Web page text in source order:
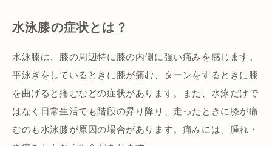
水泳膝の症状とは？
水泳膝は、膝の周辺特に膝の内側に強い痛みを感じます。
平泳ぎをしているときに膝が痛む、ターンをするときに膝
を曲げると痛むなどの症状があります。また、水泳だけで
はなく日常生活でも階段の昇り降り、走ったときに膝が痛
むのも水泳膝が原因の場合があります。痛みには、腫れ・